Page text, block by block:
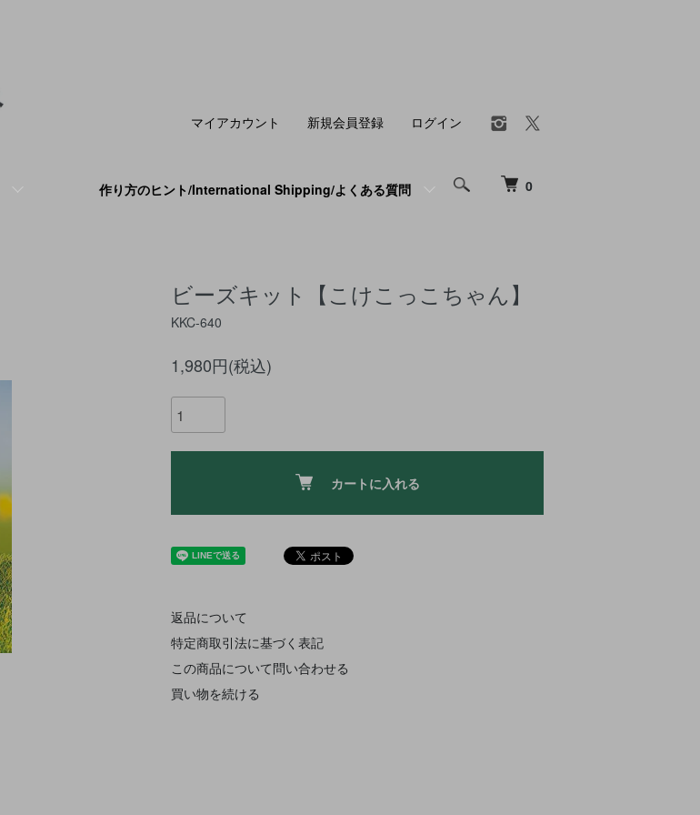
0
作り方のヒント/International Shipping/よくある質問
マイアカウント 新規会員登録 ログイン
ビーズキット【こけこっこちゃん】
KKC-640
1,980円(税込)
カートに入れる
返品について
特定商取引法に基づく表記
この商品について問い合わせる
買い物を続ける